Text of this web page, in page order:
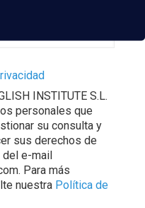
INSTITUTE S.L.
personales que
su consulta y
sus derechos de
e-mail
Para más
nuestra Política de